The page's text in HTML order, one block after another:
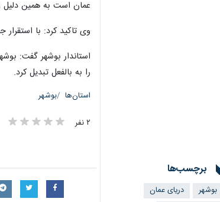
عمان است به همین دلیل
وی تاکید کرد: با
استاندار بوشهر گفت:
را به بالفعل تبدیل کرد.
استان‌ها بوشهر
۲ نفر
برچسب‌ها
بوشهر
دریای عمان